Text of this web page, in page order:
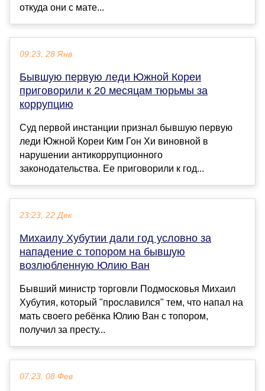
откуда они с мате...
09:23, 28 Янв
Бывшую первую леди Южной Кореи
приговорили к 20 месяцам тюрьмы за
коррупцию
Суд первой инстанции признал бывшую первую
леди Южной Кореи Ким Гон Хи виновной в
нарушении антикоррупционного
законодательства. Ее приговорили к год...
23:23, 22 Дек
Михаилу Хубутии дали год условно за
нападение с топором на бывшую
возлюбленную Юлию Ван
Бывший министр торговли Подмосковья Михаил
Хубутия, который "прославился" тем, что напал на
мать своего ребёнка Юлию Ван с топором,
получил за престу...
07:23, 08 Фев